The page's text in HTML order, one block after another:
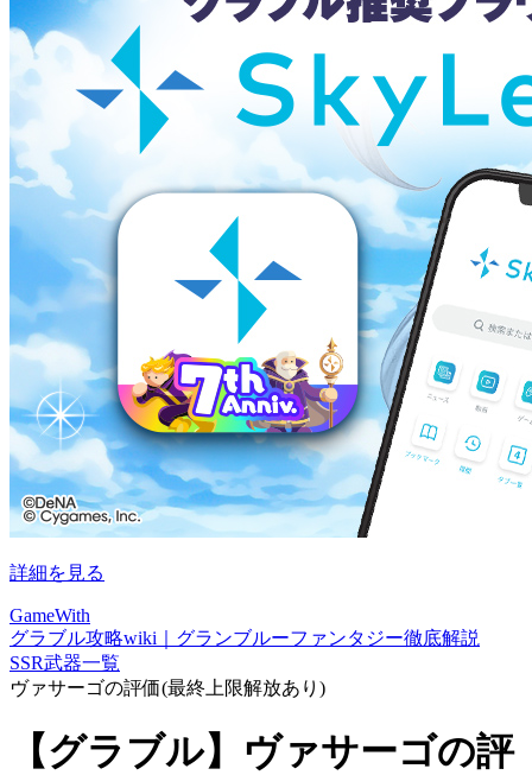
詳細を見る
GameWith
グラブル攻略wiki｜グランブルーファンタジー徹底解説
SSR武器一覧
ヴァサーゴの評価(最終上限解放あり)
【グラブル】ヴァサーゴの評